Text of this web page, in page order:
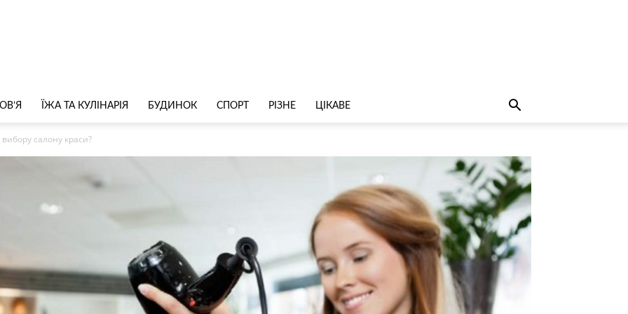
ЇЖА ТА КУЛІНАРІЯ БУДИНОК СПОРТ РІЗНЕ ЦІКАВЕ
салону краси?